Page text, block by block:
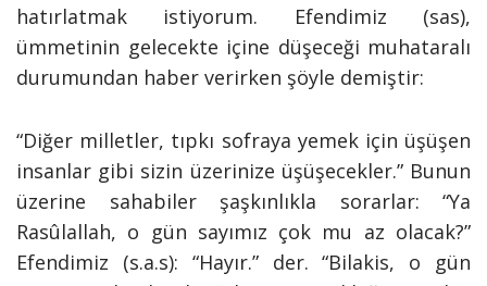
hatırlatmak istiyorum. Efendimiz (sas),
ümmetinin gelecekte içine düşeceği muhataralı
durumundan haber verirken şöyle demiştir:
“Diğer milletler, tıpkı sofraya yemek için üşüşen
insanlar gibi sizin üzerinize üşüşecekler.” Bunun
üzerine sahabiler şaşkınlıkla sorarlar: “Ya
Rasûlallah, o gün sayımız çok mu az olacak?”
Efendimiz (s.a.s): “Hayır.” der. “Bilakis, o gün